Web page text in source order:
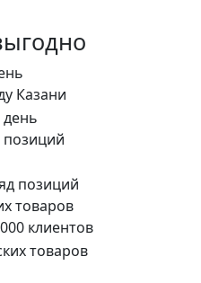
Казани
товаров
клиентов